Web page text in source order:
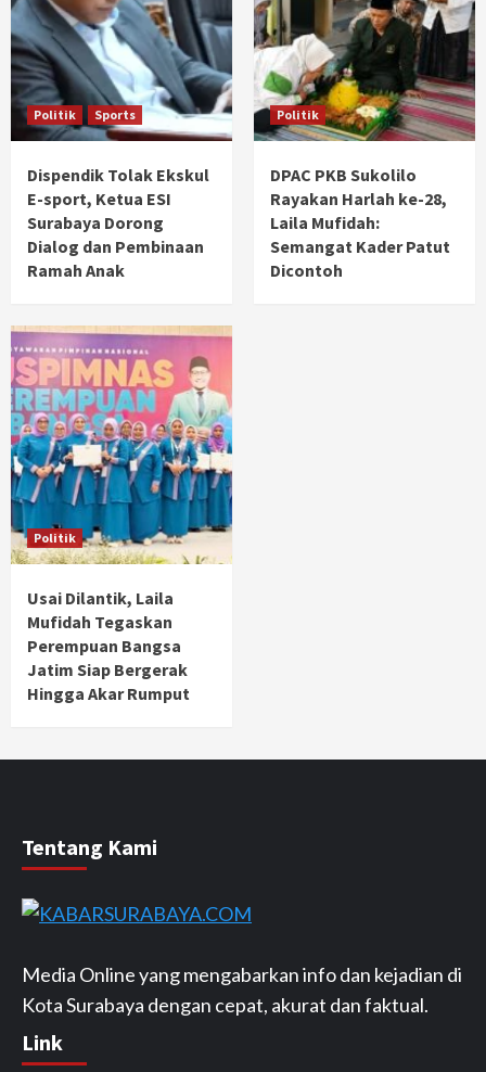
Politik Sports
Dispendik Tolak Ekskul
E-sport, Ketua ESI
Surabaya Dorong
Dialog dan Pembinaan
Ramah Anak
Politik
DPAC PKB Sukolilo
Rayakan Harlah ke-28,
Laila Mufidah:
Semangat Kader Patut
Dicontoh
Politik
Usai Dilantik, Laila
Mufidah Tegaskan
Perempuan Bangsa
Jatim Siap Bergerak
Hingga Akar Rumput
Tentang Kami
Media Online yang mengabarkan info dan kejadian di
Kota Surabaya dengan cepat, akurat dan faktual.
Link